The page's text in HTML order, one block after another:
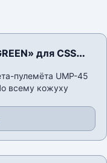
для CSS
пулемёта UMP-45
всему кожуху